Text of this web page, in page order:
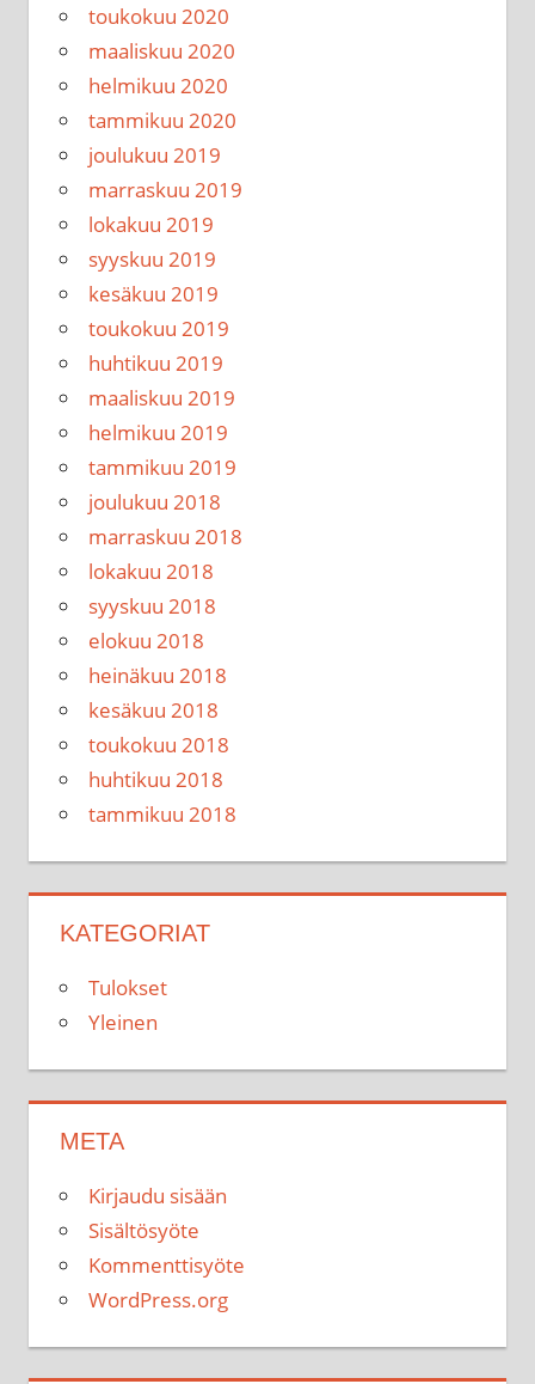
toukokuu 2020
maaliskuu 2020
helmikuu 2020
tammikuu 2020
joulukuu 2019
marraskuu 2019
lokakuu 2019
syyskuu 2019
kesäkuu 2019
toukokuu 2019
huhtikuu 2019
maaliskuu 2019
helmikuu 2019
tammikuu 2019
joulukuu 2018
marraskuu 2018
lokakuu 2018
syyskuu 2018
elokuu 2018
heinäkuu 2018
kesäkuu 2018
toukokuu 2018
huhtikuu 2018
tammikuu 2018
KATEGORIAT
Tulokset
Yleinen
META
Kirjaudu sisään
Sisältösyöte
Kommenttisyöte
WordPress.org